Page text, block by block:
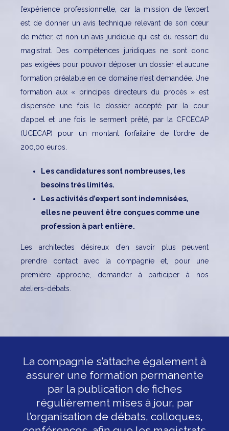
l’expérience professionnelle, car la mission de l’expert
est de donner un avis technique relevant de son cœur
de métier, et non un avis juridique qui est du ressort du
magistrat. Des compétences juridiques ne sont donc
pas exigées pour pouvoir déposer un dossier et aucune
formation préalable en ce domaine n’est demandée. Une
formation aux « principes directeurs du procès » est
dispensée une fois le dossier accepté par la cour
d’appel et une fois le serment prêté, par la CFCECAP
(UCECAP) pour un montant forfaitaire de l’ordre de
200,00 euros.
Les candidatures sont nombreuses, les
besoins très limités.
Les activités d’expert sont indemnisées,
elles ne peuvent être conçues comme une
profession à part entière.
Les architectes désireux d’en savoir plus peuvent
prendre contact avec la compagnie et, pour une
première approche, demander à participer à nos
ateliers-débats.
La compagnie s’attache également à
assurer une formation permanente
par la publication de fiches
régulièrement mises à jour, par
l’organisation de débats, colloques,